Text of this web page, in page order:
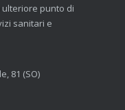
punto di
sanitari e
81 (SO)